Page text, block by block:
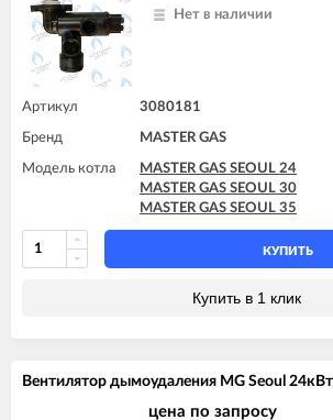
Нет в наличии
Артикул 3080181
Бренд MASTER GAS
Модель котла
MASTER GAS SEOUL 24
MASTER GAS SEOUL 30
MASTER GAS SEOUL 35
КУПИТЬ
Купить в 1 клик
Вентилятор дымоудаления MG Seoul
цена по запросу